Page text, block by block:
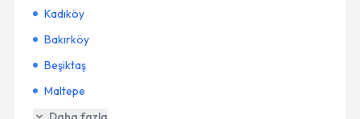
Kadıköy
Bakırköy
Beşiktaş
Maltepe